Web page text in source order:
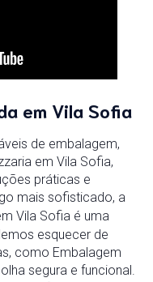
em Vila Sofia
de embalagem,
em Vila Sofia,
práticas e
mais sofisticado, a
Vila Sofia é uma
esquecer de
como Embalagem
segura e funcional.